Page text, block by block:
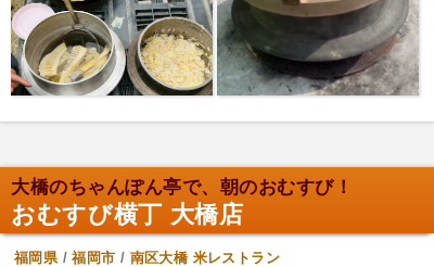
大橋のちゃんぽん亭で、朝のおむすび！
おむすび横丁 大橋店
福岡県/福岡市 / 南区大橋 米レストラン